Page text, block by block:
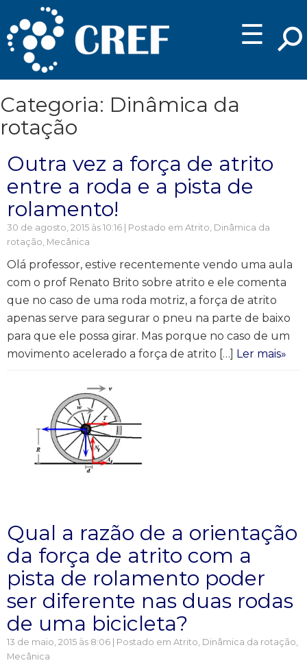
☰
Categoria: Dinâmica da
rotação
Outra vez a força de atrito
entre a roda e a pista de
rolamento!
30 de agosto, 2015 às 10:16 | Postado em Atrito, Dinâmica da
rotação, Mecânica
Olá professor, estive recentemente vendo uma aula
com o prof Renato Brito sobre atrito e ele comenta
que no caso de uma roda motriz, a força de atrito
apenas serve para segurar o pneu na parte de baixo
para que ele possa girar. Mas porque no caso de um
movimento acelerado a força de atrito […] Ler mais»
Qual a razão de a orientação
da força de atrito com a
pista de rolamento poder
ser diferente nas duas rodas
de uma bicicleta?
13 de maio, 2015 às 8:06 | Postado em Atrito, Dinâmica da rotação,
Mecânica